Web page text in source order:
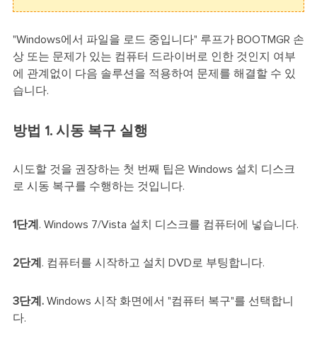
"Windows에서 파일을 로드 중입니다" 루프가 BOOTMGR 손
상 또는 문제가 있는 컴퓨터 드라이버로 인한 것인지 여부
에 관계없이 다음 솔루션을 적용하여 문제를 해결할 수 있
습니다.
방법 1. 시동 복구 실행
시도할 것을 권장하는 첫 번째 팁은 Windows 설치 디스크
로 시동 복구를 수행하는 것입니다.
1단계 . Windows 7/Vista 설치 디스크를 컴퓨터에 넣습니다.
2단계 . 컴퓨터를 시작하고 설치 DVD로 부팅합니다.
3단계.Windows 시작 화면에서 "컴퓨터 복구"를 선택합니
다.